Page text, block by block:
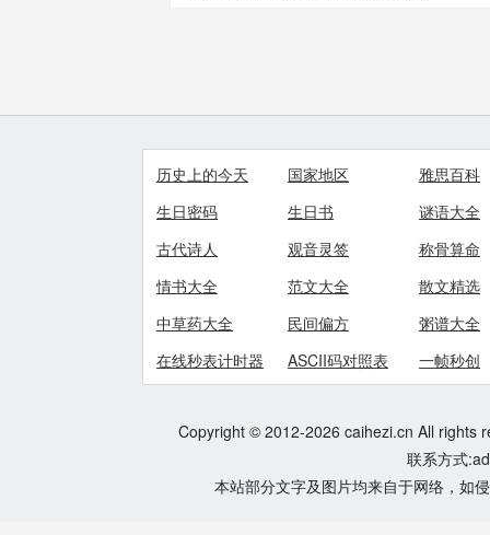
历史上的今天 国家地区
雅思百科
生日密码
生日书
谜语大全
古代诗人
观音灵签
称骨算命
情书大全
范文大全
散文精选
中草药大全
民间偏方
粥谱大全
在线秒表计时器
ASCII码对照表 一帧秒创
Copyright © 2012-2026 caihezi.cn All rights
联系方式
本站部分文字及图片均来自于网络，如